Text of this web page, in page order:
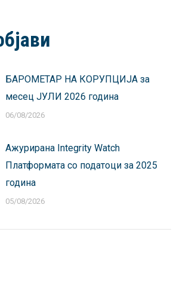
БАРОМЕТАР НА КОРУПЦИЈА за
месец ЈУЛИ 2026 година
06/08/2026
Ажурирана Integrity Watch
Платформата со податоци за 2025
година
05/08/2026